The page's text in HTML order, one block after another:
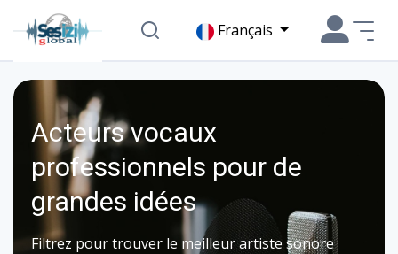
Français
Acteurs vocaux
professionnels pour de
grandes idées
Filtrez pour trouver le meilleur artiste sonore